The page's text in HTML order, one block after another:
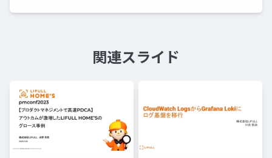
関連スライド